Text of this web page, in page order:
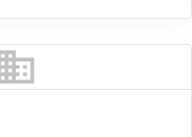
business